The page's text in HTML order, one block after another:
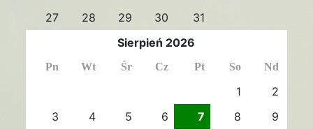
27
28 29 30
31
Sierpień 2026
Pn Wt Śr Cz Pt So Nd
1
2
3
4 5 6 7 8
9